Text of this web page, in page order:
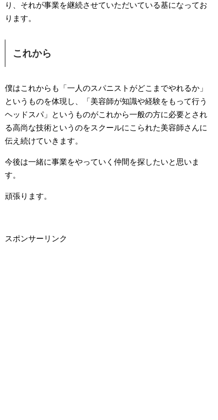
り、それが事業を継続させていただいている基になってお
ります。
これから
僕はこれからも「一人のスパニストがどこまでやれるか」
というものを体現し、「美容師が知識や経験をもって行う
ヘッドスパ」というものがこれから一般の方に必要とされ
る高尚な技術というのをスクールにこられた美容師さんに
伝え続けていきます。
今後は一緒に事業をやっていく仲間を探したいと思いま
す。
頑張ります。
スポンサーリンク